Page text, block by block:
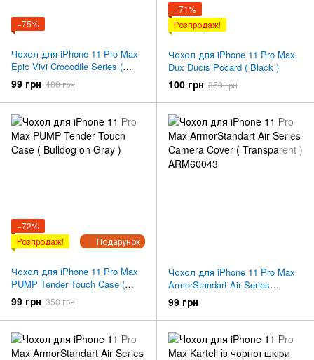
−75%
Чохол для iPhone 11 Pro Max
Epic Vivi Crocodile Series (
Black )
99 грн 400 грн
−71%
Розпродаж!
Чохол для iPhone 11 Pro Max
Dux Ducis Pocard ( Black )
100 грн 350 грн
Подарунок
−72%
Розпродаж!
Чохол для iPhone 11 Pro Max
PUMP Tender Touch Case (
Bulldog on Gray )
99 грн 350 грн
Чохол для iPhone 11 Pro Max
ArmorStandart Air Series
Camera Cover ( Transparent )
ARM60043
99 грн